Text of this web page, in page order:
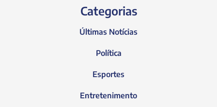
Categorias
Últimas Notícias
Política
Esportes
Entretenimento